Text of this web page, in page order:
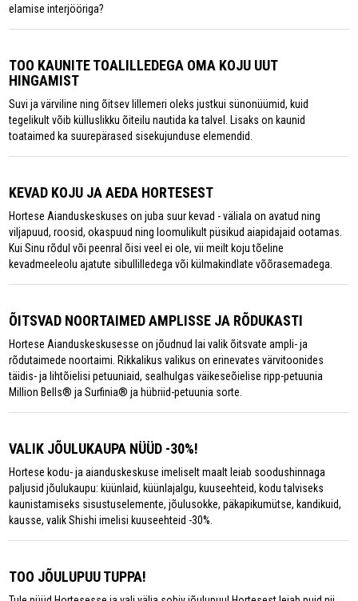
elamise interjööriga?
TOO KAUNITE TOALILLEDEGA OMA KOJU UUT
HINGAMIST
Suvi ja värviline ning õitsev lillemeri oleks justkui sünonüümid, kuid
tegelikult võib külluslikku õiteilu nautida ka talvel. Lisaks on kaunid
toataimed ka suurepärased sisekujunduse elemendid.
KEVAD KOJU JA AEDA HORTESEST
Hortese Aianduskeskuses on juba suur kevad - väliala on avatud ning
viljapuud, roosid, okaspuud ning loomulikult püsikud aiapidajaid ootamas.
Kui Sinu rõdul või peenral õisi veel ei ole, vii meilt koju tõeline
kevadmeeleolu ajatute sibullilledega või külmakindlate võõrasemadega.
ÕITSVAD NOORTAIMED AMPLISSE JA RÕDUKASTI
Hortese Aianduskeskusesse on jõudnud lai valik õitsvate ampli- ja
rõdutaimede noortaimi. Rikkalikus valikus on erinevates värvitoonides
täidis- ja lihtõielisi petuuniaid, sealhulgas väikeseõielise ripp-petuunia
Million Bells® ja Surfinia® ja hübriid-petuunia sorte.
VALIK JÕULUKAUPA NÜÜD -30%!
Hortese kodu- ja aianduskeskuse imeliselt maalt leiab soodushinnaga
paljusid jõulukaupu: küünlaid, küünlajalgu, kuuseehteid, kodu talviseks
kaunistamiseks sisustuselemente, jõulusokke, päkapikumütse, kandikuid,
kausse, valik Shishi imelisi kuuseehteid -30%.
TOO JÕULUPUU TUPPA!